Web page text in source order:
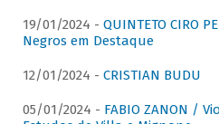
19/01/2024 - QUINTETO CIRO
Negros em Destaque
12/01/2024 - CRISTIAN BUDU
05/01/2024 - FABIO ZANON /